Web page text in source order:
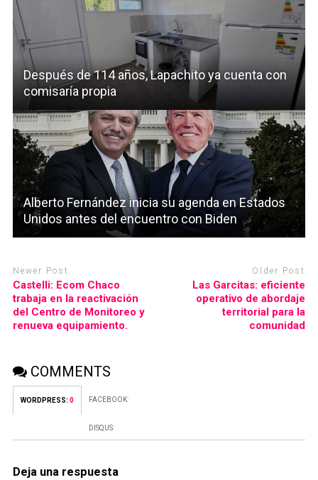
Después de 114 años, Lapachito ya cuenta con
comisaría propia
Alberto Fernández inicia su agenda en Estados
Unidos antes del encuentro con Biden
Newer Post
Castelli: Ecom Chaco
trabaja en la reactivación
del Centro de Monitoreo y
renueva equipamiento.
Older Post
Las Garcitas: eficiente
operativo de abordaje
territorial para la
comunidad
COMMENTS
WORDPRESS: 0 FACEBOOK:
DISQUS:
Deja una respuesta